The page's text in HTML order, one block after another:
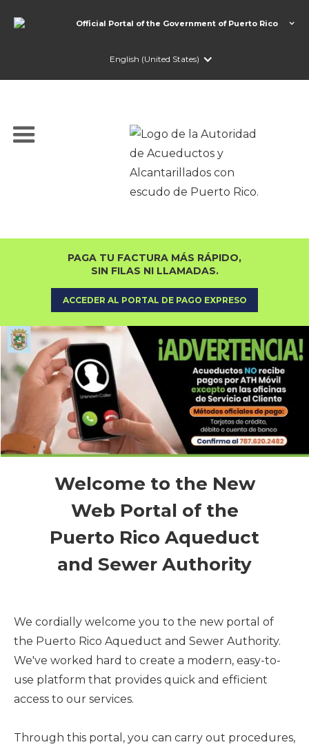
Official Portal of the Government of Puerto Rico
English (United States)
PAGA TU FACTURA MÁS RÁPIDO,
SIN FILAS NI LLAMADAS.
ACCEDER AL PORTAL DE PAGO EXPRESO
Welcome to the New
Web Portal of the
Puerto Rico Aqueduct
and Sewer Authority
We cordially welcome you to the new portal of
the Puerto Rico Aqueduct and Sewer Authority.
We've worked hard to create a modern, easy-to-
use platform that provides quick and efficient
access to our services.
Through this portal, you can carry out procedures,